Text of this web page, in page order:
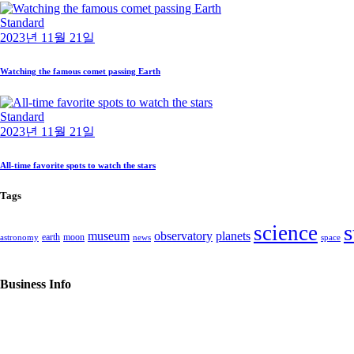
Standard
2023년 11월 21일
Watching the famous comet passing Earth
Standard
2023년 11월 21일
All-time favorite spots to watch the stars
Tags
astronomy earth moon museum news observatory planets science space
Business Info